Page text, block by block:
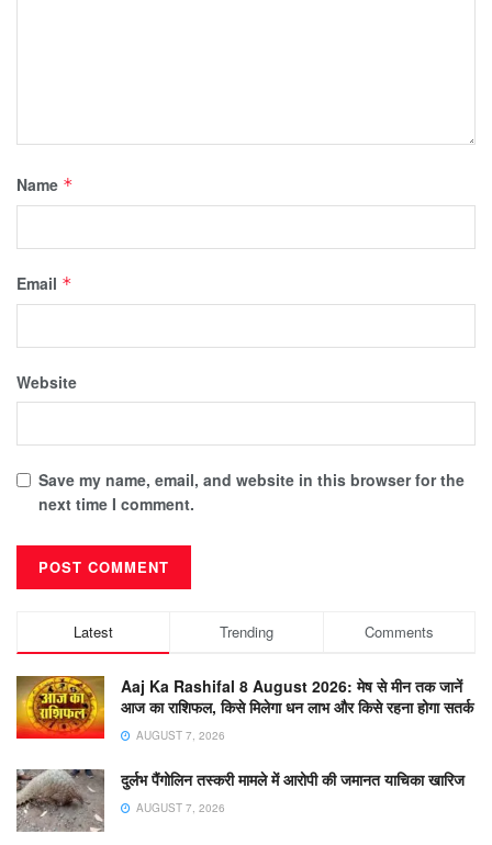
Name *
Email *
Website
Save my name, email, and website in this browser for the
next time I comment.
Latest Trending Comments
Aaj Ka Rashifal 8 August 2026: मेष से मीन तक जानें
आज का राशिफल, किसे मिलेगा धन लाभ और किसे रहना होगा सतर्क
AUGUST 7, 2026
दुर्लभ पैंगोलिन तस्करी मामले में आरोपी की जमानत याचिका खारिज
AUGUST 7, 2026